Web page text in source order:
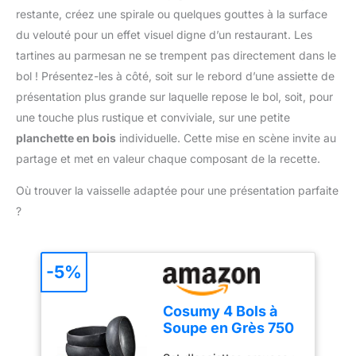
irréprochable. Retrouvez
également nos morilles
séchés, nos girolles
séchées, nos trompettes
séchées ou encore nos
champignons exotiques,
comme les shiitakés ou
MAISON FRANÇAISE DE
cœur des Landes, dans
savoir-faire depuis plus
de 30 ans. Nous
proposons des
champignons sauvages,
mais aussi des
mélangeur et peut être
utilisée pour mélanger la
viande et les légumes. Le
être utilisé pour le jus, la
purée, etc., et le
mélangeur peut être
utilisé pour mélanger les
de turbocompression: le
baton de cuisson a une
fonction de
d'agitation et réduire les
éclaboussures, vous
permettant de préparer
facilement et plus
rapidement Conception
antidérapante: La
restante, créez une spirale ou quelques gouttes à la surface
du velouté pour un effet visuel digne d’un restaurant. Les
tartines au parmesan ne se trempent pas directement dans le
bol ! Présentez-les à côté, soit sur le rebord d’une assiette de
présentation plus grande sur laquelle repose le bol, soit, pour
une touche plus rustique et conviviale, sur une petite
planchette en bois individuelle. Cette mise en scène invite au
partage et met en valeur chaque composant de la recette.
Où trouver la vaisselle adaptée pour une présentation parfaite
?
Cosumy 4 Bols à
Soupe en Grès 750
-5%